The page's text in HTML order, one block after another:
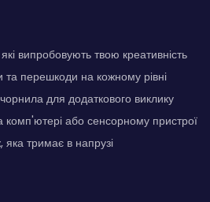
випробовують твою креативність
та перешкоди на кожному рівні
для додаткового виклику
комп'ютері або сенсорному пристрої
тримає в напрузі